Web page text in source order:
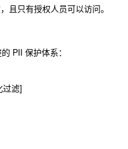
且只有授权人员可以访问。
PII 保护体系：